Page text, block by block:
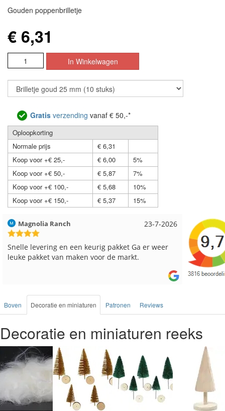
Gouden poppenbrilletje
€ 6,31
Gratis verzending vanaf € 50,-*
Oploopkorting
Normale prijs
€ 6,31
Koop voor +€ 25,-
€ 6,00
5%
Koop voor +€ 50,-
€ 5,87
7%
Koop voor +€ 100,-
€ 5,68
10%
Koop voor +€ 150,-
€ 5,37 15%
17-7-2026
Hilde uit Loyers
Reeds meerdere keren breigaren en breinaalden
besteld, altijd heel tevreden over de service.
Loes uit
Snelle
Boven Decoratie en miniaturen Patronen Reviews
Decoratie en miniaturen reeks